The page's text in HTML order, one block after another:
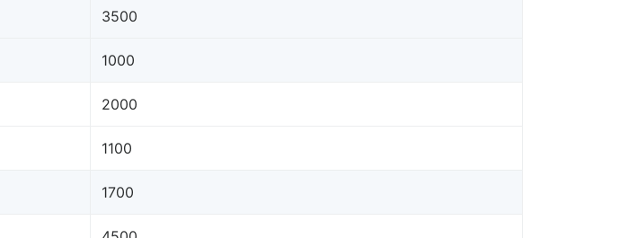
3500
1000
2000
1100
1700